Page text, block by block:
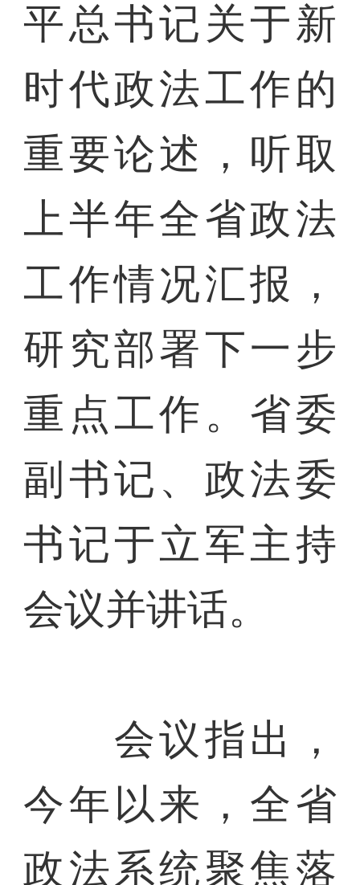
平总书记关于新
时代政法工作的
重要论述，听取
上半年全省政法
工作情况汇报，
研究部署下一步
重点工作。省委
副书记、政法委
书记于立军主持
会议并讲话。
会议指出，
今年以来，全省
政法系统聚焦落